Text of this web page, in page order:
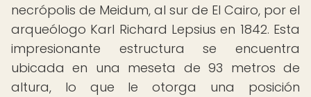
necrópolis de Meidum, al sur de El Cairo, por el
arqueólogo Karl Richard Lepsius en 1842. Esta
impresionante estructura se encuentra
ubicada en una meseta de 93 metros de
altura, lo que le otorga una posición